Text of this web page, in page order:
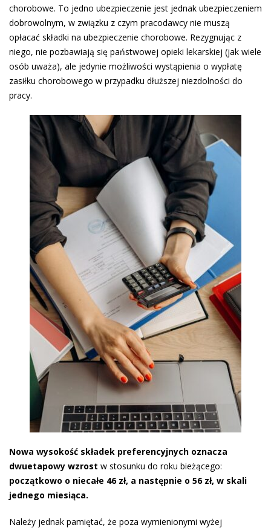
chorobowe. To jedno ubezpieczenie jest jednak ubezpieczeniem
dobrowolnym, w związku z czym pracodawcy nie muszą
opłacać składki na ubezpieczenie chorobowe. Rezygnując z
niego, nie pozbawiają się państwowej opieki lekarskiej (jak wiele
osób uważa), ale jedynie możliwości wystąpienia o wypłatę
zasiłku chorobowego w przypadku dłuższej niezdolności do
pracy.
Nowa wysokość składek preferencyjnych oznacza
dwuetapowy wzrost w stosunku do roku bieżącego:
początkowo o niecałe 46 zł, a następnie o 56 zł, w skali
jednego miesiąca.
Należy jednak pamiętać, że poza wymienionymi wyżej